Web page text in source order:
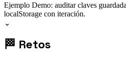
Ejemplo Demo: auditar claves
localStorage con iteración.
⌄
🏁 Retos